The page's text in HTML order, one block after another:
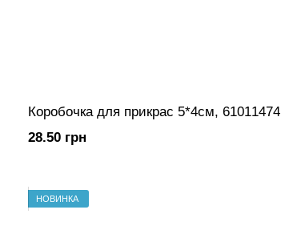
Коробочка для прикрас 5*4см, 61011474
28.50 грн
НОВИНКА